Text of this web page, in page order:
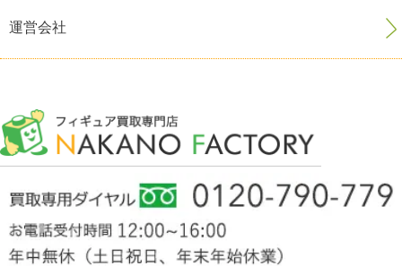
運営会社